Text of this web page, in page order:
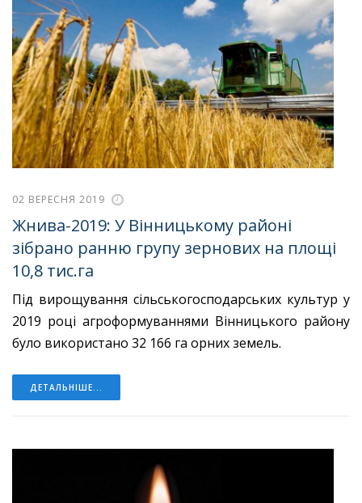
02 ВЕРЕСНЯ 2019
Жнива-2019: У Вінницькому районі
зібрано ранню групу зернових на площі
10,8 тис.га
Під вирощування сільськогосподарських культур у
2019 році агроформуваннями Вінницького району
було використано 32 166 га орних земель.
ДЕТАЛЬНІШЕ...